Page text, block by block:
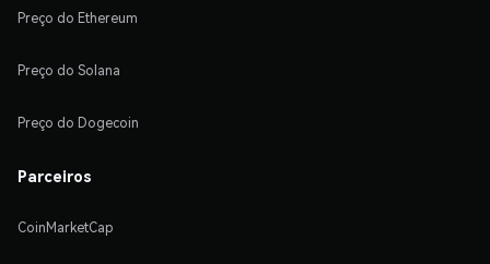
Preço do Ethereum
Preço do Solana
Preço do Dogecoin
Parceiros
CoinMarketCap